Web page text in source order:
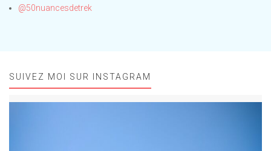
@50nuancesdetrek
SUIVEZ MOI SUR INSTAGRAM